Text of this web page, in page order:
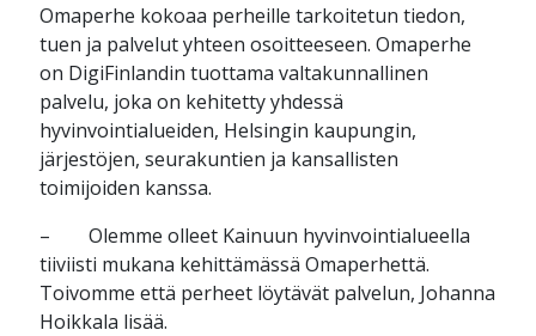
Omaperhe kokoaa perheille tarkoitetun tiedon,
tuen ja palvelut yhteen osoitteeseen. Omaperhe
on DigiFinlandin tuottama valtakunnallinen
palvelu, joka on kehitetty yhdessä
hyvinvointialueiden, Helsingin kaupungin,
järjestöjen, seurakuntien ja kansallisten
toimijoiden kanssa.
– Olemme olleet Kainuun hyvinvointialueella
tiiviisti mukana kehittämässä Omaperhettä.
Toivomme että perheet löytävät palvelun, Johanna
Hoikkala lisää.